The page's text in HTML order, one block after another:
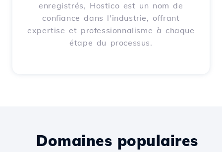
enregistrés, Hostico est un nom de
confiance dans l'industrie, offrant
expertise et professionnalisme à chaque
étape du processus.
Domaines populaires